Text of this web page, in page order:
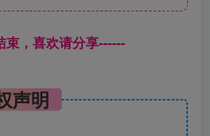
束，喜欢请分享------
声明